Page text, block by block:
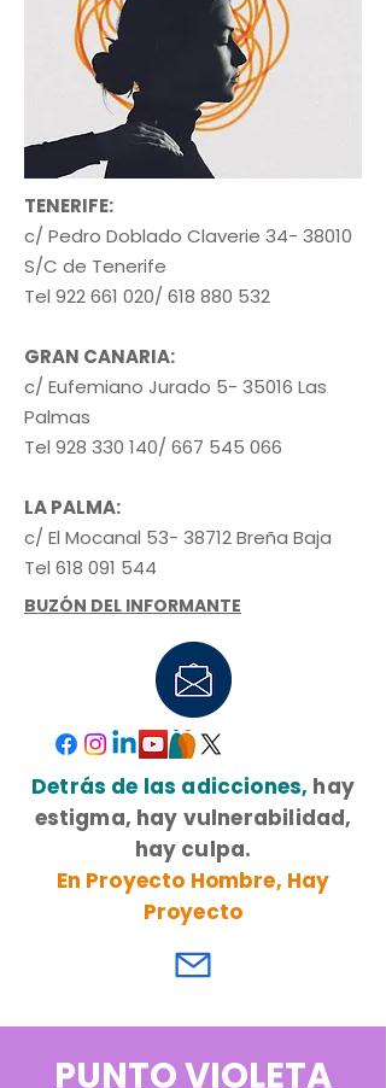
TENERIFE:
c/ Pedro Doblado Claverie 34- 38010
S/C de Tenerife
Tel 922 661 020/ 618 880 532
GRAN CANARIA:
c/ Eufemiano Jurado 5- 35016 Las
Palmas
Tel 928 330 140/ 667 545 066
LA PALMA:
c/ El Mocanal 53- 38712Breña Baja
Tel 618 091 544
BUZÓN DEL INFORMANTE
Detrás de las adicciones, hay
estigma, hay vulnerabilidad,
hay culpa.
En Proyecto Hombre, Hay
Proyecto
PUNTO VIOLETA